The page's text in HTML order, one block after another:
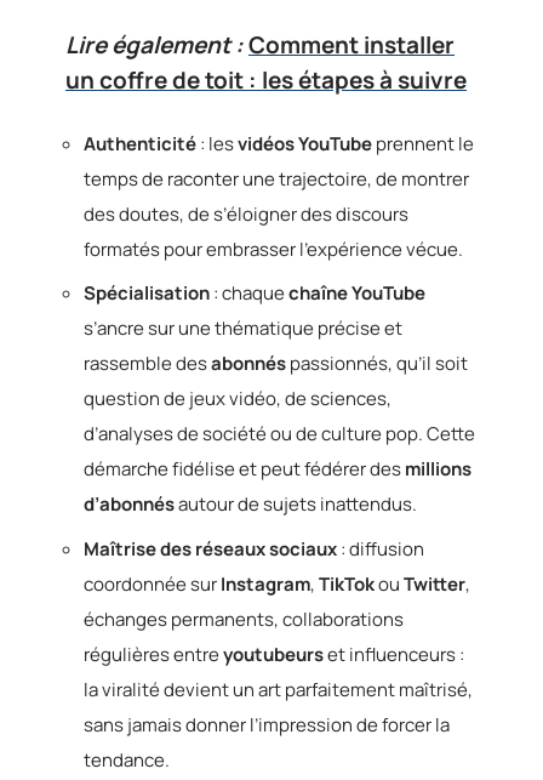
Lire également :Comment installer
un coffre de toit : les étapes à suivre
Authenticité: lesvidéos YouTubeprennent le
temps de raconter une trajectoire, de montrer
des doutes, de s’éloigner des discours
formatés pour embrasser l’expérience vécue.
Spécialisation: chaquechaîne YouTube
s’ancre sur une thématique précise et
rassemble desabonnéspassionnés, qu’il soit
question de jeux vidéo, de sciences,
d’analyses de société ou de culture pop. Cette
démarche fidélise et peut fédérer desmillions
d’abonnésautour de sujets inattendus.
Maîtrise des réseaux sociaux: diffusion
coordonnée surInstagram,TikTokouTwitter,
échanges permanents, collaborations
régulières entreyoutubeurset influenceurs :
la viralité devient un art parfaitement maîtrisé,
sans jamais donner l’impression de forcer la
tendance.